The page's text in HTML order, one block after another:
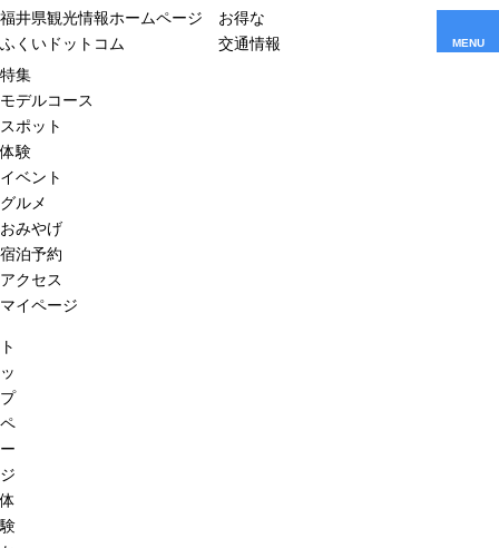
福井県観光情報ホームページ
ふくいドットコム
お得な
交通情報
MENU
特集
モデルコース
スポット
体験
イベント
グルメ
おみやげ
宿泊予約
アクセス
マイページ
ト
ッ
プ
ペ
ー
ジ
体
験